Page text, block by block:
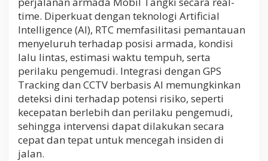
a
n
A
p
r
e
s
a
s
i
I
time. Diperkuat dengan teknologi Artificial
Intelligence (AI), RTC memfasilitasi pemantauan
menyeluruh terhadap posisi armada, kondisi
lalu lintas, estimasi waktu tempuh, serta
perilaku pengemudi. Integrasi dengan GPS
Tracking dan CCTV berbasis AI memungkinkan
deteksi dini terhadap potensi risiko, seperti
kecepatan berlebih dan perilaku pengemudi,
sehingga intervensi dapat dilakukan secara
cepat dan tepat untuk mencegah insiden di
jalan.